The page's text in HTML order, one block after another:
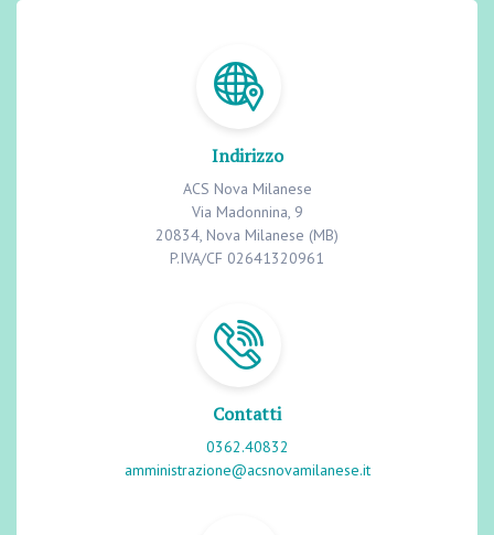
Indirizzo
ACS Nova Milanese
Via Madonnina, 9
20834, Nova Milanese (MB)
P.IVA/CF 02641320961
Contatti
0362.40832
amministrazione@acsnovamilanese.it